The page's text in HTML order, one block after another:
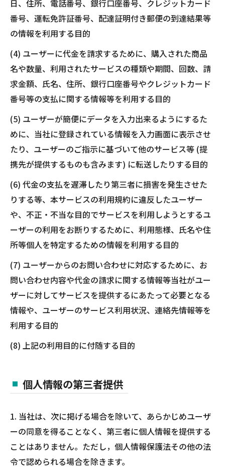
日、住所、電話番号、銀行口座番号、クレジットカード
番号、運転免許証番号、配達証明付き郵便の到達結果等
の情報を利用する目的
(4) ユーザーに代金を請求するために、購入された商品
名や数量、利用されたサービスの種類や期間、回数、請
求金額、氏名、住所、銀行口座番号やクレジットカード
番号等の支払に関する情報等を利用する目的
(5) ユーザーが簡便にデータを入力出来るようにするた
めに、当社に登録されている情報を入力画面に表示させ
たり、ユーザーのご指示に基づいて他のサービス等 (提
携先が提供するものも含みます) に転送したりする目的
(6) 代金の支払を遅滞したり第三者に損害を発生させた
りする等、本サービスの利用規約に違反したユーザー
や、不正・不当な目的でサービスを利用しようとするユ
ーザーの利用をお断りするために、利用態様、氏名や住
所等個人を特定するための情報を利用する目的
(7) ユーザーからのお問い合わせに対応するために、お
問い合わせ内容や代金の請求に関する情報等当社がユー
ザーに対してサービスを提供するにあたって必要となる
情報や、ユーザーのサービス利用状況、連絡先情報等を
利用する目的
(8) 上記の利用目的に付随する目的
個人情報の第三者提供
1. 当社は、次に掲げる場合を除いて、あらかじめユーザ
ーの同意を得ることなく、第三者に個人情報を提供する
ことはありません。ただし，個人情報保護法その他の法
令で認められる場合を除きます。